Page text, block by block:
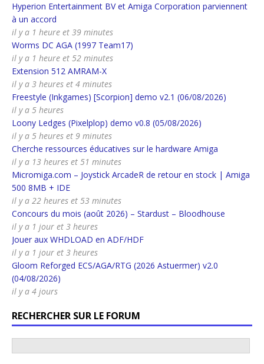
Hyperion Entertainment BV et Amiga Corporation parviennent
à un accord
il y a 1 heure et 39 minutes
Worms DC AGA (1997 Team17)
il y a 1 heure et 52 minutes
Extension 512 AMRAM-X
il y a 3 heures et 4 minutes
Freestyle (Inkgames) [Scorpion] demo v2.1 (06/08/2026)
il y a 5 heures
Loony Ledges (Pixelplop) demo v0.8 (05/08/2026)
il y a 5 heures et 9 minutes
Cherche ressources éducatives sur le hardware Amiga
il y a 13 heures et 51 minutes
Micromiga.com – Joystick ArcadeR de retour en stock | Amiga
500 8MB + IDE
il y a 22 heures et 53 minutes
Concours du mois (août 2026) – Stardust – Bloodhouse
il y a 1 jour et 3 heures
Jouer aux WHDLOAD en ADF/HDF
il y a 1 jour et 3 heures
Gloom Reforged ECS/AGA/RTG (2026 Astuermer) v2.0
(04/08/2026)
il y a 4 jours
RECHERCHER SUR LE FORUM